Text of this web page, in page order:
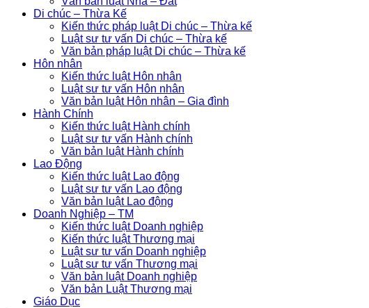
Di chúc – Thừa Kế
Kiến thức pháp luật Di chúc – Thừa kế
Luật sư tư vấn Di chúc – Thừa kế
Văn bản pháp luật Di chúc – Thừa kế
Hôn nhân
Kiến thức luật Hôn nhân
Luật sư tư vấn Hôn nhân
Văn bản luật Hôn nhân – Gia đình
Hành Chính
Kiến thức luật Hành chính
Luật sư tư vấn Hành chính
Văn bản luật Hành chính
Lao Động
Kiến thức luật Lao động
Luật sư tư vấn Lao động
Văn bản luật Lao động
Doanh Nghiệp – TM
Kiến thức luật Doanh nghiệp
Kiến thức luật Thương mại
Luật sư tư vấn Doanh nghiệp
Luật sư tư vấn Thương mại
Văn bản luật Doanh nghiệp
Văn bản Luật Thương mại
Giáo Dục